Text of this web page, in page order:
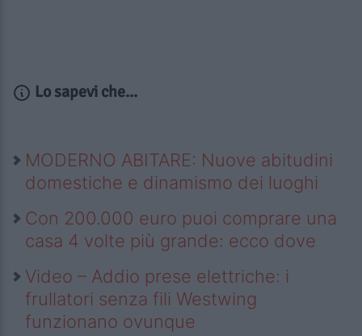
Lo sapevi che...
MODERNO ABITARE: Nuove abitudini
domestiche e dinamismo dei luoghi
Con 200.000 euro puoi comprare una
casa 4 volte più grande: ecco dove
Video – Addio prese elettriche: i
frullatori senza fili Westwing
funzionano ovunque